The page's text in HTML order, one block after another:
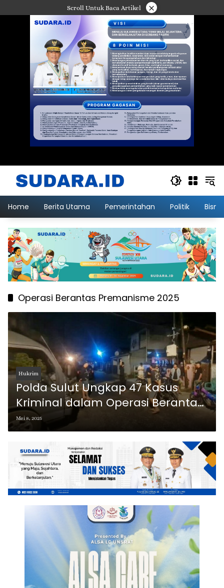
ke
Scroll Untuk Baca Artikel ×
Home Berita Utama Pemerintahan Politik
Operasi Berantas Premanisme 2025
Hukrim
Polda Sulut Ungkap 47 Kasus
Kriminal dalam Operasi Berantas
Premanisme 2025
Mei 8, 2025